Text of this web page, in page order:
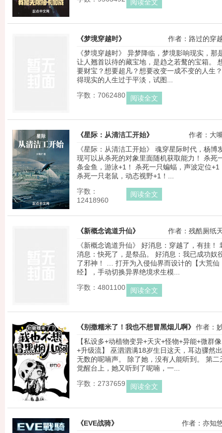
阅读全文
《梦境穿越时》
作者：路过的穿
《梦境穿越时》 异梦降临，梦境影响现实，那
让人翘首以待的藏宝地，是趋之若鹜的宝箱。
要财宝？想要超凡？想要改变一成不变的人生
得现实的人生过于平淡，试图...
字数：7062480
阅读全文
《星际：从清洁工开始》
作者：大
《星际：从清洁工开始》 魂穿星际时代，杨博
现可以从杀死的对象里面随机获取能力！ 杀死
条金鱼，游泳+1！ 杀死一只蝙蝠，声波定位+1
杀死一只老鼠，动态视野+1！...
字数：
12418960
阅读全文
《新概念诡道升仙》
作者：残酷厕纸
《新概念诡道升仙》 好消息：穿越了，有挂！
消息：快死了，是祭品。 好消息：我已成功奴
了邪神！ … 打开为入侵仙界而设计的【大荒仙
经】，手动切换异界绝境求生模...
字数：4801100
阅读全文
《别撒糯米了！我也不想冒黑烟儿啊》 作者：
【私设多+动植物变异+天灾+怪物+异能+微群像
+升级流】 巫泗泗满18岁生日这天，耳边骤然
无数的呢喃声。 除了她，没有人能听到。 第二
觉醒台上，她又听到了呢喃，一...
字数：2737659
阅读全文
《EVE战骑》
作者：亦知